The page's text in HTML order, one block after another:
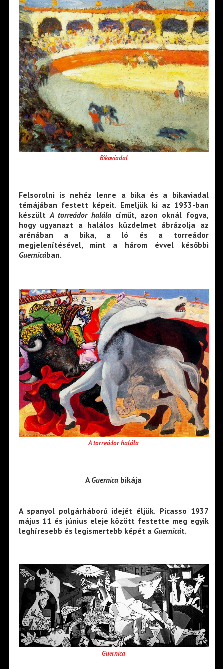
Bikaviadal
Felsorolni is nehéz lenne a bika és a bikaviadal
témájában festett képeit. Emeljük ki az 1933-ban
készültA torreádor halála címűt, azon oknál fogva,
hogy ugyanazt a halálos küzdelmet ábrázolja az
arénában a bika, a ló és a torreádor
megjelenítésével, mint a három évvel későbbi
Guernicában.
A torreádor halála
A Guernica bikája
A spanyol polgárháború idejét éljük. Picasso 1937
május 11 és június eleje között festette meg egyik
leghíresebb és legismertebb képét a Guernicát.
Guernica